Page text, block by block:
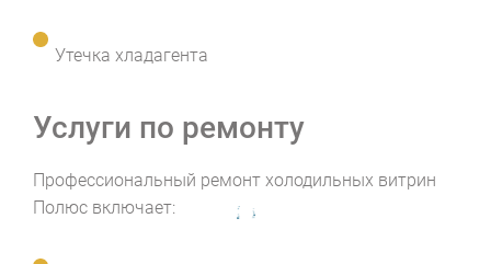
Утечка хладагента
Услуги по ремонту
Профессиональный ремонт холодильных витрин
Полюс включает: